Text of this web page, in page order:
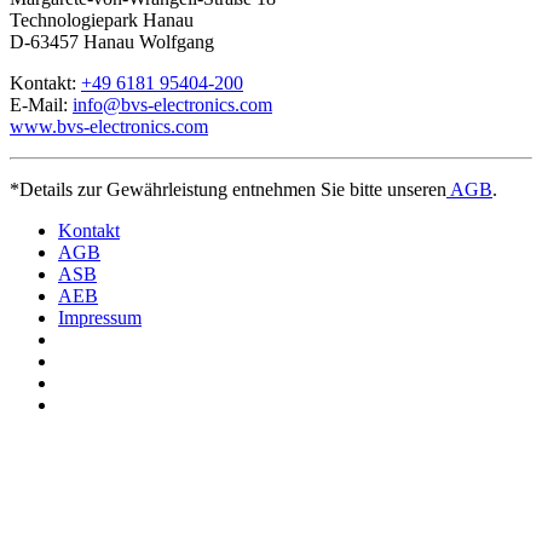
Technologiepark Hanau
D-63457 Hanau Wolfgang
Kontakt: +49 6181 95404-200
E-Mail: info@bvs-electronics.com
www.bvs-electronics.com
*Details zur Gewährleistung entnehmen Sie bitte unseren AGB.
Kontakt
AGB
ASB
AEB
Impressum